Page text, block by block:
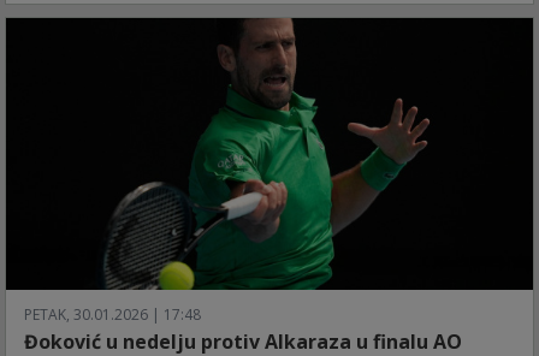
PETAK, 30.01.2026 | 17:48
Đoković u nedelju protiv Alkaraza u finalu AO